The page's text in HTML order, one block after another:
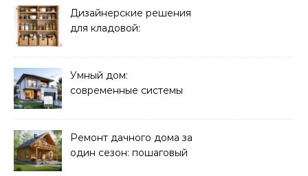
Дизайнерские решения
для кладовой:
Умный дом:
современные системы
Ремонт дачного дома за
один сезон: пошаговый